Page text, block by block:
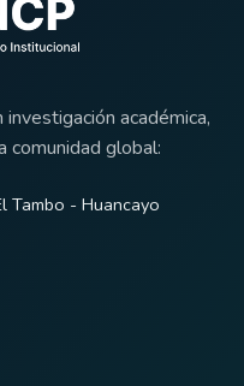
académica,
comunidad global:
Tambo - Huancayo